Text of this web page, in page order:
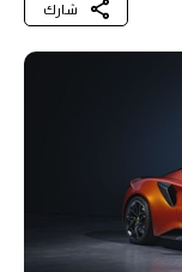
شارك